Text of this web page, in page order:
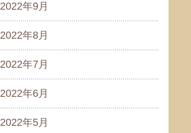
2022年9月
2022年8月
2022年7月
2022年6月
2022年5月